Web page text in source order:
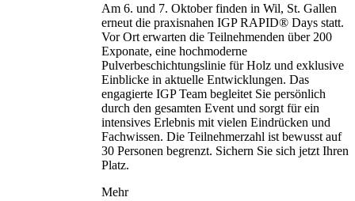
Am 6. und 7. Oktober finden in Wil, St. Gallen
erneut die praxisnahen IGP RAPID® Days statt.
Vor Ort erwarten die Teilnehmenden über 200
Exponate, eine hochmoderne
Pulverbeschichtungslinie für Holz und exklusive
Einblicke in aktuelle Entwicklungen. Das
engagierte IGP Team begleitet Sie persönlich
durch den gesamten Event und sorgt für ein
intensives Erlebnis mit vielen Eindrücken und
Fachwissen. Die Teilnehmerzahl ist bewusst auf
30 Personen begrenzt. Sichern Sie sich jetzt Ihren
Platz.
Mehr